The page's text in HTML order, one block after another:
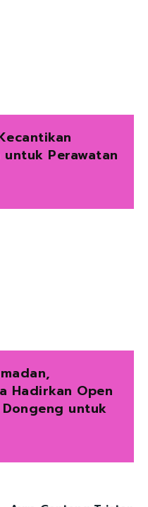
Perawatan
Hadirkan Open
untuk